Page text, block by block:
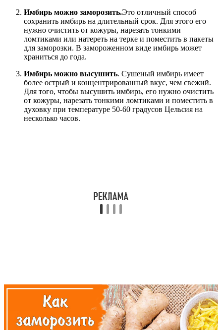
Имбирь можно заморозить.Это отличный способ
сохранить имбирь на длительный срок. Для этого его
нужно очистить от кожуры, нарезать тонкими
ломтиками или натереть на терке и поместить в пакеты
для заморозки. В замороженном виде имбирь может
храниться до года.
Имбирь можно высушить. Сушеный имбирь имеет
более острый и концентрированный вкус, чем свежий.
Для того, чтобы высушить имбирь, его нужно очистить
от кожуры, нарезать тонкими ломтиками и поместить в
духовку при температуре 50-60 градусов Цельсия на
несколько часов.